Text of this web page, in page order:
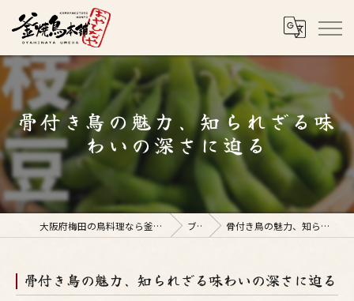
骨付き鳥の魅力、知られざる味
わいの深さに迫る
大阪府梅田の鳥料理なら釜焼鳥本舗おやひなや 梅田店 ブログ 骨付き鳥の魅力、知られざる味わいの深さに迫る
骨付き鳥の魅力、知られざる味わいの深さに迫る